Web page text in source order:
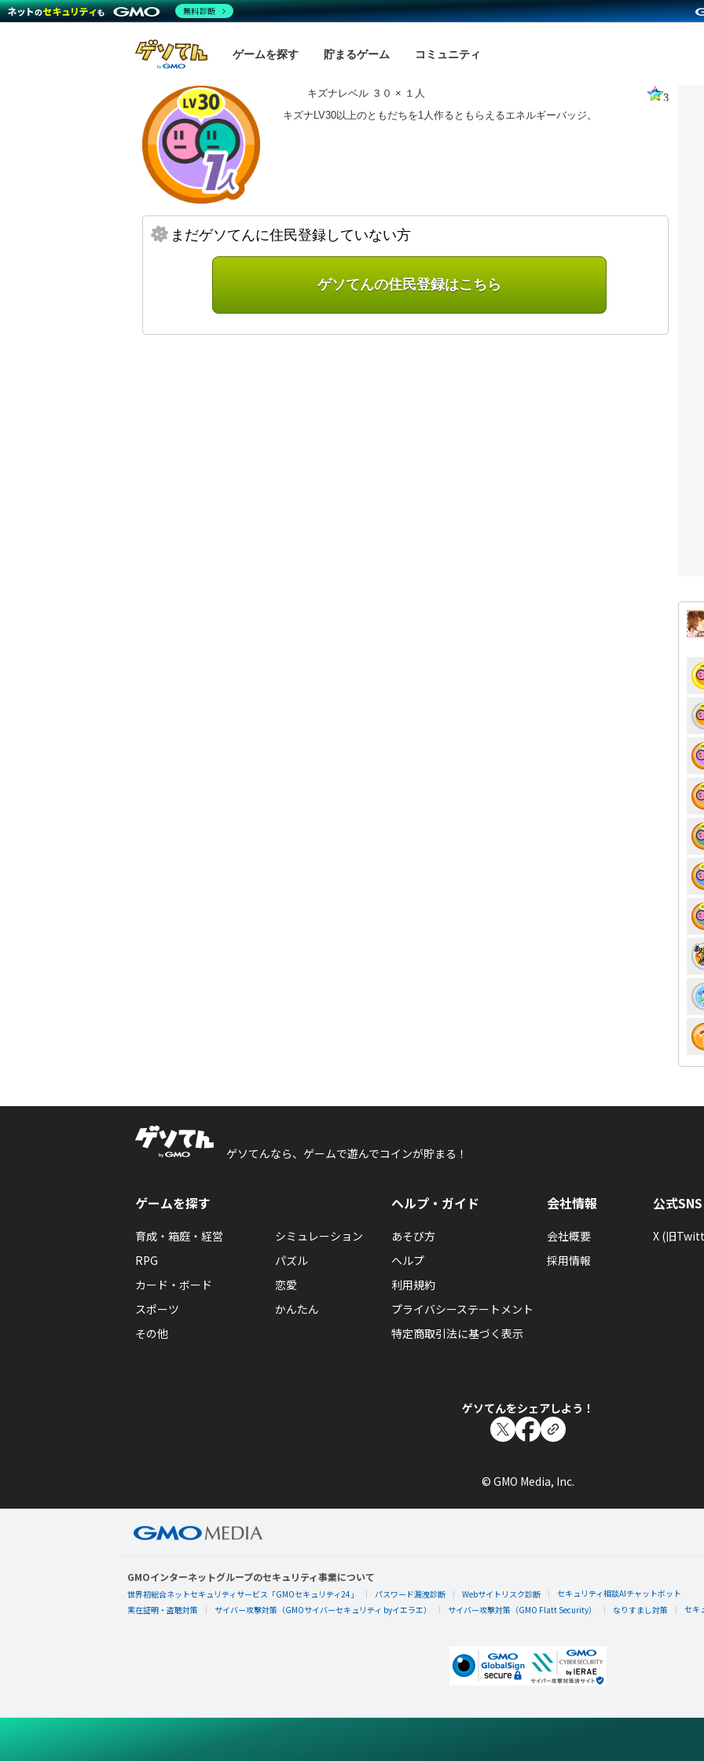
ゲームを探す 貯まるゲーム コミュニティ
キズナレベル ３０ × １人
3
キズナLV30以上のともだちを1人作るともらえるエネルギーバッジ。
まだゲソてんに住民登録していない方
ゲソてんの住民登録はこちら
ゲソてんなら、ゲームで遊んでコインが貯まる！
ゲームを探す
育成・箱庭・経営
シミュレーション
RPG
パズル
カード・ボード
恋愛
スポーツ
かんたん
その他
ヘルプ・ガイド
あそび方
ヘルプ
利用規約
プライバシーステートメント
特定商取引法に基づく表示
会社情報
会社概要
採用情報
公式SNS
X (旧
ゲソてんをシェアしよう！
© GMO Media, Inc.
GMOインターネットグループのセキュリティ事業について
世界初総合ネットセキュリティサービス「GMOセキュリティ24」 パスワード漏洩診断 Webサイトリスク診断
セキュリティ相談AIチャットボット
実在証明・盗聴対策
サイバー攻撃対策（GMOサイバーセキュリティ byイエラエ） サイバー攻撃対策（GMO Flatt Security） なりすまし対策 セキ
無料診断